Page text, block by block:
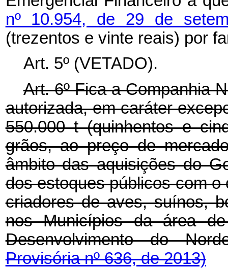
nº 10.954, de 29 de
(trezentos e vinte reais) por
Art. 5º (VETADO).
Art. 6º Fica a Companhia
autorizada, em caráter
550.000 t (quinhentos e
grãos, ao preço de
âmbito das aquisições do
dos estoques públicos com
criadores de aves, suínos,
nos Municípios da área
Desenvolvimento do
Provisória nº 636, de 2013)